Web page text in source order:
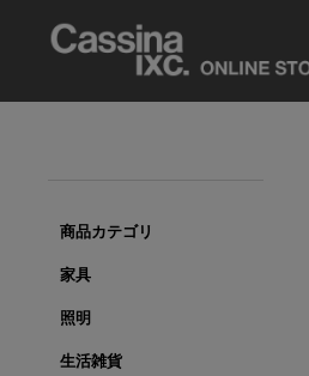
商品カテゴリ
家具
照明
生活雑貨